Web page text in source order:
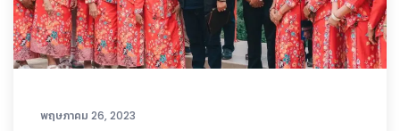
พฤษภาคม 26, 2023